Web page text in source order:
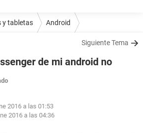
y tabletas Android
Siguiente Tema
de mi android no
2016 a las 01:53
2016 a las 04:36